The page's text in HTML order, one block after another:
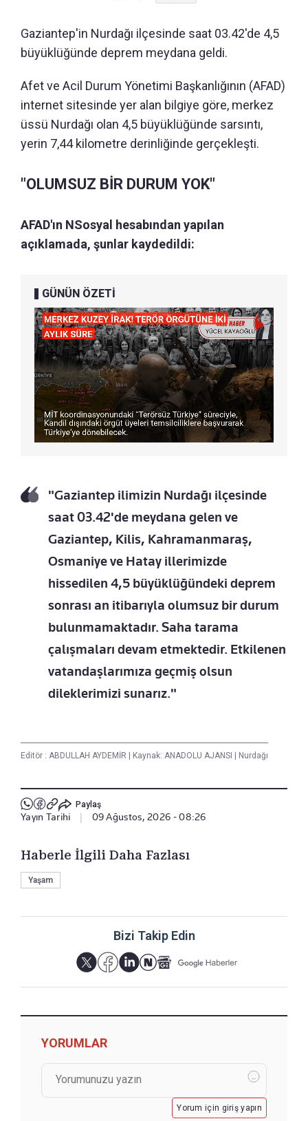
Gaziantep'in Nurdağı ilçesinde saat 03.42'de 4,5
büyüklüğünde deprem meydana geldi.
Afet ve Acil Durum Yönetimi Başkanlığının (AFAD)
internet sitesinde yer alan bilgiye göre, merkez
üssü Nurdağı olan 4,5 büyüklüğünde sarsıntı,
yerin 7,44 kilometre derinliğinde gerçekleşti.
"OLUMSUZ BİR DURUM YOK"
AFAD'ın NSosyal hesabından yapılan
açıklamada, şunlar kaydedildi:
GÜNÜN ÖZETİ
"Gaziantep ilimizin Nurdağı ilçesinde
saat 03.42'de meydana gelen ve
Gaziantep, Kilis, Kahramanmaraş,
Osmaniye ve Hatay illerimizde
hissedilen 4,5 büyüklüğündeki deprem
sonrası an itibarıyla olumsuz bir durum
bulunmamaktadır. Saha tarama
çalışmaları devam etmektedir. Etkilenen
vatandaşlarımıza geçmiş olsun
dileklerimizi sunarız."
Editör : ABDULLAH AYDEMİR | Kaynak: ANADOLU AJANSI | Nurdağı
Paylaş
Yayın Tarihi 09 Ağustos, 2026 - 08:26
Haberle İlgili Daha Fazlası
Yaşam
Bizi Takip Edin
YORUMLAR
Yorum için giriş yapın